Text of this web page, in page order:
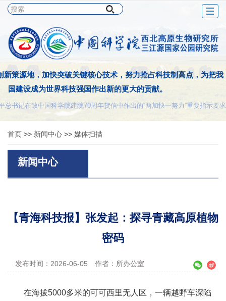
新策源地，加快突破关键核心技术，努力抢占科技制高点，为把我
国建设成为世界科技强国作出新的更大的贡献。
书记在致中国科学院建院70周年贺信中作出的“两加快一努力”重要指示要求
首页 >> 新闻中心 >> 媒体扫描
新闻中心
【青海科技报】张发起：探寻青藏高原植物
密码
发布时间：2026-06-05 作者：所办公室
在海拔5000多米的可可西里无人区，一辆越野车深陷